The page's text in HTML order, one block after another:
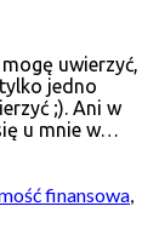
uwierzyć,
jedno
;). Ani w
u mnie w…
finansowa,